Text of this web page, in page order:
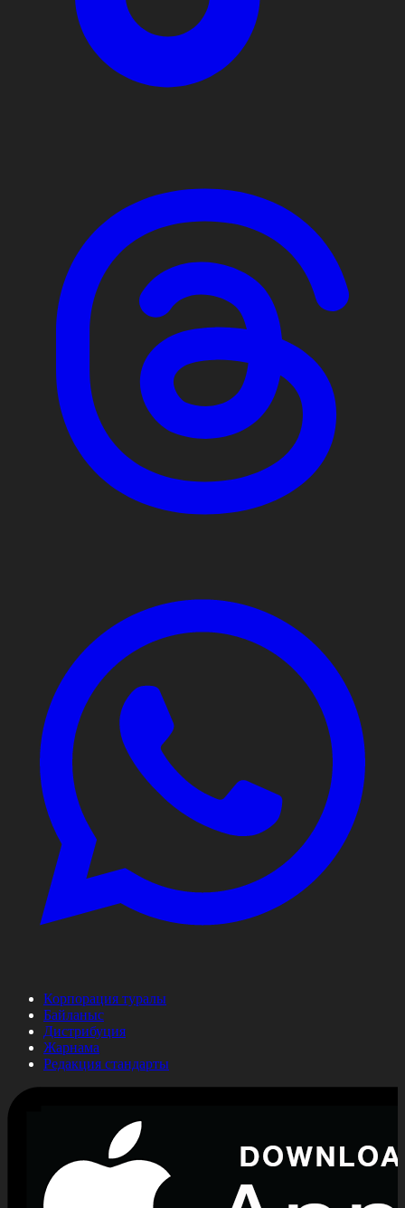
Корпорация туралы
Байланыс
Дистрибуция
Жарнама
Редакция стандарты